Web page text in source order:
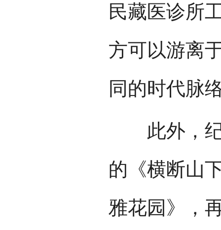
民藏医诊所
方可以游离
同的时代脉
此外，纪
的《横断山
雅花园》，